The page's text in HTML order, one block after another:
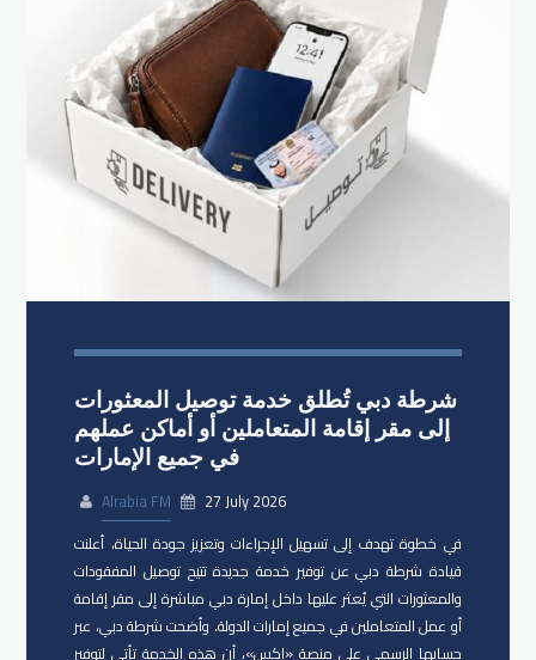
شرطة دبي تُطلق خدمة توصيل المعثورات
إلى مقر إقامة المتعاملين أو أماكن عملهم
في جميع الإمارات
Alrabia FM
27 July 2026
في خطوة تهدف إلى تسهيل الإجراءات وتعزيز جودة الحياة، أعلنت
قيادة شرطة دبي عن توفير خدمة جديدة تتيح توصيل المفقودات
والمعثورات التي يُعثر عليها داخل إمارة دبي مباشرة إلى مقر إقامة
أو عمل المتعاملين في جميع إمارات الدولة. وأضحت شرطة دبي، عبر
حسابها الرسمي على منصة «إكس»، أن هذه الخدمة تأتي لتوفير